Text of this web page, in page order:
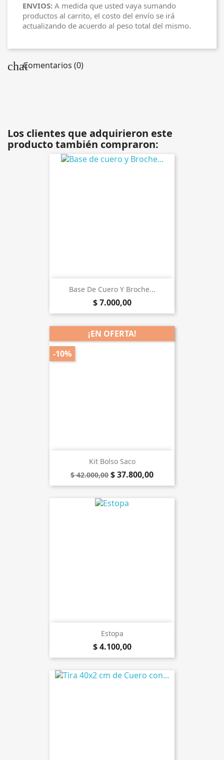
ENVIOS: A medida que usted vaya sumando
productos al carrito, el costo del envío se irá
actualizando de acuerdo al peso total del mismo.
chatComentarios (0)
Los clientes que adquirieron este
producto también compraron:
Base De Cuero Y Broche...
$ 7.000,00
Kit Bolso Saco
$ 42.000,00 $ 37.800,00
¡EN OFERTA!
-10%
Estopa
$ 4.100,00